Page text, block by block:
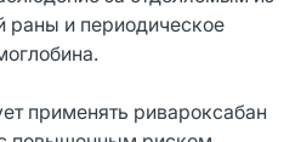
раны и периодическое
применять ривароксабан